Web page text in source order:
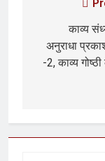
काव्य
अनुराधा
-2, काव्य